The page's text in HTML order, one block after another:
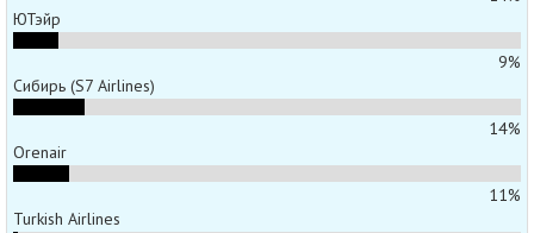
ЮТэйр
9%
Сибирь (S7 Airlines)
14%
Orenair
11%
Turkish Airlines